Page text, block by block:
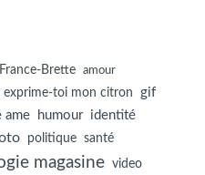
Brette amour
exprime-toi mon citron
gif
ame
humour identité
politique
santé
magasine video